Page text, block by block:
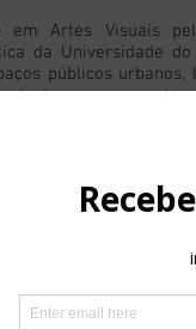
em Artes Visuais
da Universidade
públicos
em que